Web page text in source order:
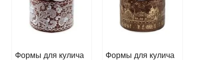
Формы для кулича
Формы для кулича